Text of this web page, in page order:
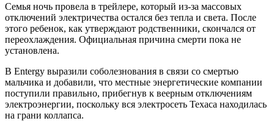
Семья ночь провела в трейлере, который из-за массовых
отключений электричества остался без тепла и света. После
этого ребенок, как утверждают родственники, скончался от
переохлаждения. Официальная причина смерти пока не
установлена.
В Entergy выразили соболезнования в связи со смертью
мальчика и добавили, что местные энергетические компании
поступили правильно, прибегнув к веерным отключениям
электроэнергии, поскольку вся электросеть Техаса находилась
на грани коллапса.